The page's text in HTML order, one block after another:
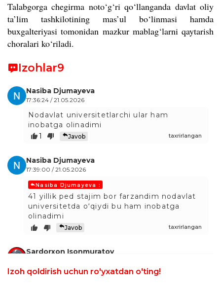
Talabgorga chegirma noto‘g‘ri qo‘llanganda davlat oliy
ta’lim tashkilotining mas’ul bo‘linmasi hamda
buxgalteriyasi tomonidan mazkur mablag‘larni qaytarish
choralari ko‘riladi.
Izohlar9
Nasiba Djumayeva
17:36:24 / 21.05.2026
Nodavlat universitetlarchi ular ham
inobatga olinadimi
taxrirlangan
1 Javob
Nasiba Djumayeva
17:39:00 / 21.05.2026
Nasiba Djumayeva :
41 yillik ped stajim bor farzandim nodavlat
universitetda oʻqiydi bu ham inobatga
olinadimi
taxrirlangan
Javob
Sardorxon Isonmuratov
Assalomu alaykum.Meni farzandim kechki
Izoh qoldirish uchun ro'yxatdan o'ting!